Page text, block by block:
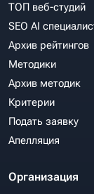
ТОП веб-студий
SEO AI
Архив рейтингов
Методики
Архив методик
Критерии
Подать заявку
Апелляция
Организация